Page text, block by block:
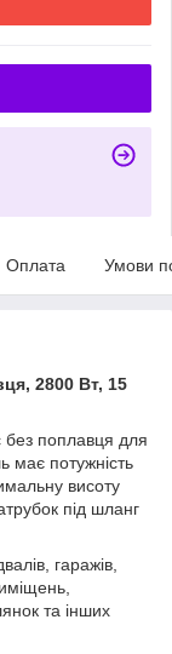
Оплата Умови
2800 Вт, 15
поплавця для
має потужність
висоту
під шланг
гаражів,
та інших